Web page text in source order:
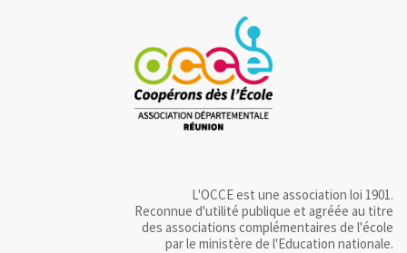
L'OCCE est une association loi 1901.
Reconnue d'utilité publique et agréée au titre
des associations complémentaires de l'école
par le ministère de l'Education nationale.